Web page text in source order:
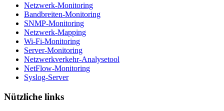
Netzwerk-Monitoring
Bandbreiten-Monitoring
SNMP-Monitoring
Netzwerk-Mapping
Wi-Fi-Monitoring
Server-Monitoring
Netzwerkverkehr-Analysetool
NetFlow-Monitoring
Syslog-Server
Nützliche links